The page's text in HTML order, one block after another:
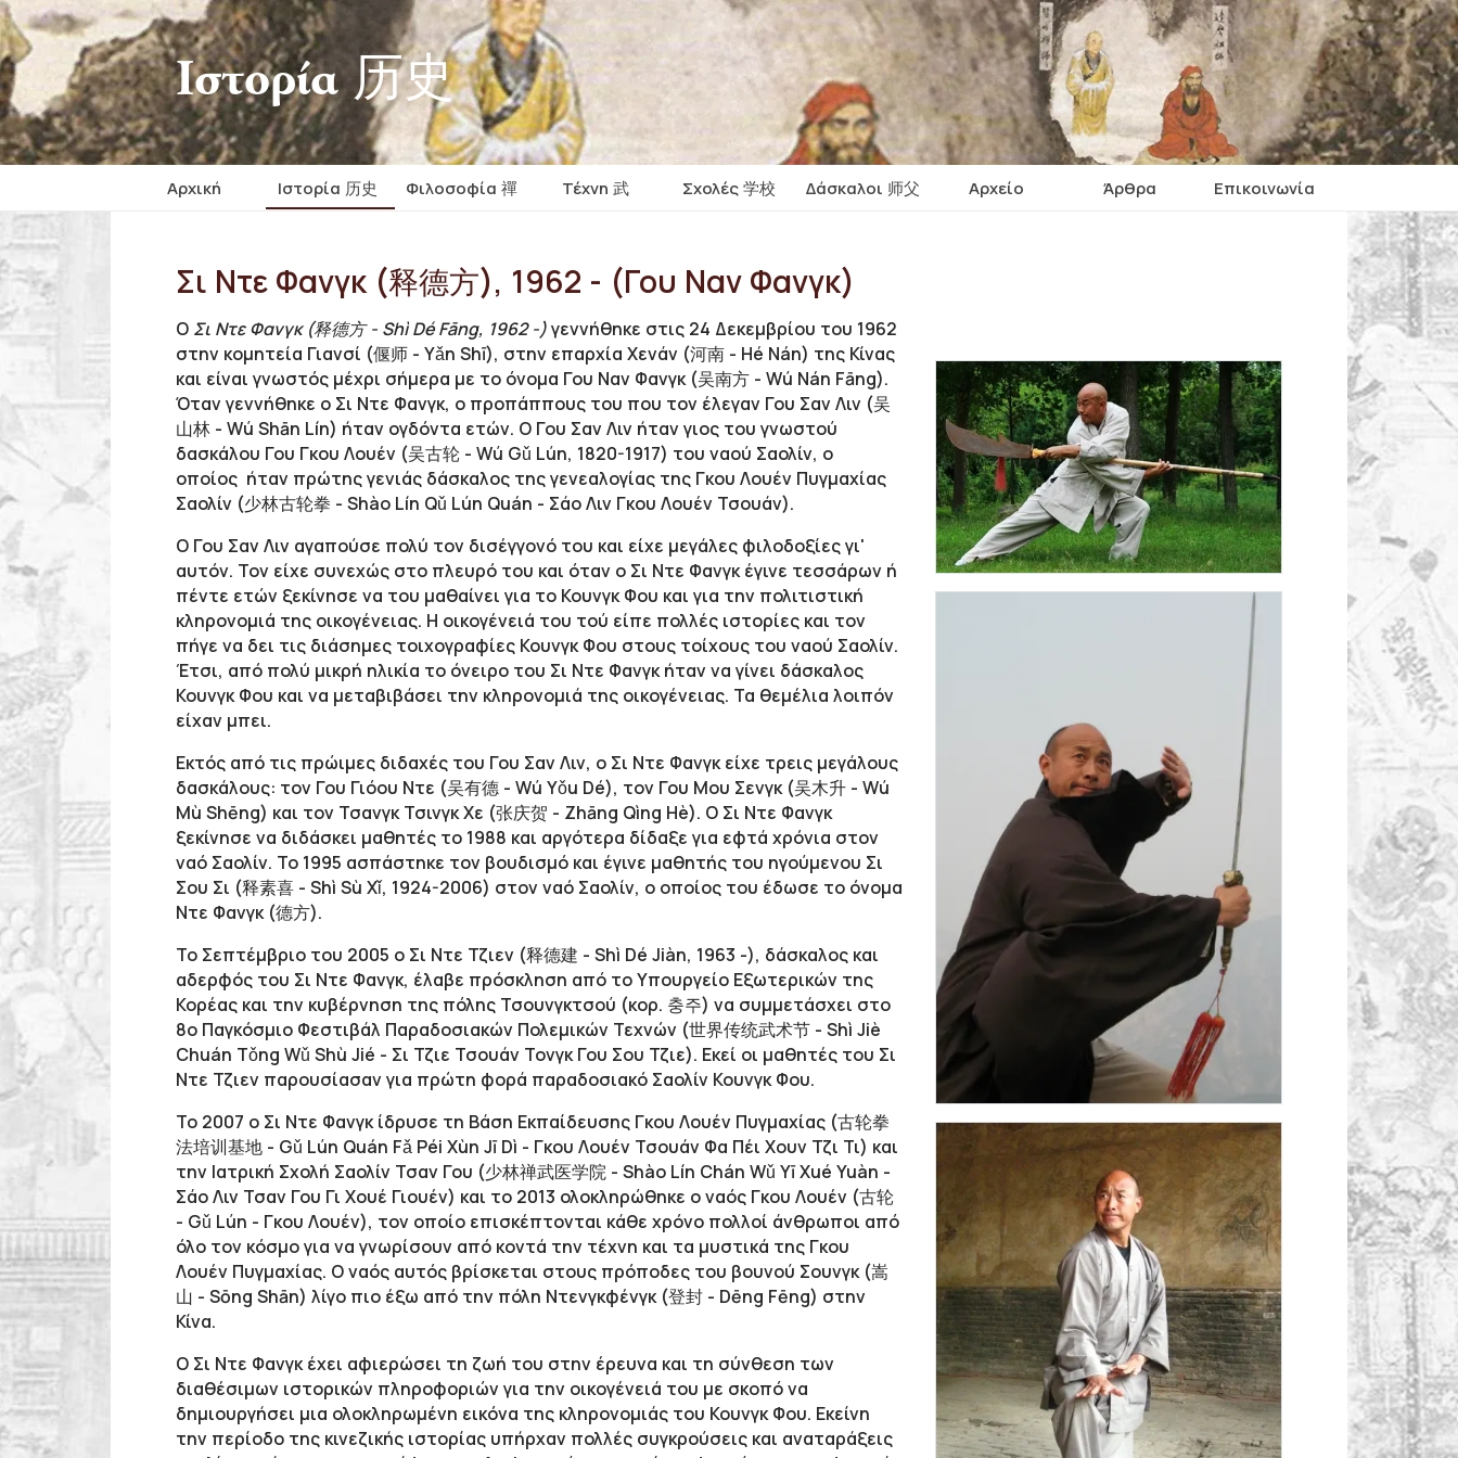
Iστορία 历史
Αρχική Iστορία 历史 Φιλοσοφία 禪 Τέχνη 武 Σχολές 学校 Δάσκαλοι 师父 Αρχείο Άρθρα Επικοινωνία
Σι Ντε Φανγκ (释德方), 1962 - (Γου Ναν Φανγκ)
Ο Σι Ντε Φανγκ (释德方 - Shì Dé Fāng, 1962 -)γεννήθηκε στις 24 Δεκεμβρίου του 1962
στην κομητεία Γιανσί (偃师 - Yǎn Shī), στην επαρχία Χενάν (河南 - Hé Nán) της Κίνας
και είναι γνωστός μέχρι σήμερα με το όνομα Γου Ναν Φανγκ (吴南方 - Wú Nán Fāng).
Όταν γεννήθηκε ο Σι Ντε Φανγκ, ο προπάππους του που τον έλεγαν Γου Σαν Λιν (吴
山林 - Wú Shān Lín) ήταν ογδόντα ετών. Ο Γου Σαν Λιν ήταν γιος του γνωστού
δασκάλου Γου Γκου Λουέν (吴古轮 - Wú Gǔ Lún, 1820-1917) του ναού Σαολίν, ο
οποίος ήταν πρώτης γενιάς δάσκαλος της γενεαλογίας της Γκου Λουέν Πυγμαχίας
Σαολίν (少林古轮拳 - Shào Lín Qǔ Lún Quán - Σάο Λιν Γκου Λουέν Τσουάν).
Ο Γου Σαν Λιν αγαπούσε πολύ τον δισέγγονό του και είχε μεγάλες φιλοδοξίες γι'
αυτόν. Τον είχε συνεχώς στο πλευρό του και όταν ο Σι Ντε Φανγκ έγινε τεσσάρων ή
πέντε ετών ξεκίνησε να του μαθαίνει για το Κουνγκ Φου και για την πολιτιστική
κληρονομιά της οικογένειας. Η οικογένειά του τού είπε πολλές ιστορίες και τον
πήγε να δει τις διάσημες τοιχογραφίες Κουνγκ Φου στους τοίχους του ναού Σαολίν.
Έτσι, από πολύ μικρή ηλικία το όνειρο του Σι Ντε Φανγκ ήταν να γίνει δάσκαλος
Κουνγκ Φου και να μεταβιβάσει την κληρονομιά της οικογένειας. Τα θεμέλια λοιπόν
είχαν μπει.
Εκτός από τις πρώιμες διδαχές του Γου Σαν Λιν, ο Σι Ντε Φανγκ είχε τρεις μεγάλους
δασκάλους: τον Γου Γιόου Ντε (吴有德 - Wú Yǒu Dé), τον Γου Μου Σενγκ (吴木升 - Wú
Mù Shēng) και τον Τσανγκ Τσινγκ Χε (张庆贺 - Zhāng Qìng Hè). Ο Σι Ντε Φανγκ
ξεκίνησε να διδάσκει μαθητές το 1988 και αργότερα δίδαξε για εφτά χρόνια στον
ναό Σαολίν. Το 1995 ασπάστηκε τον βουδισμό και έγινε μαθητής του ηγούμενου Σι
Σου Σι (释素喜 - Shì Sù Xǐ, 1924-2006) στον ναό Σαολίν, ο οποίος του έδωσε το όνομα
Ντε Φανγκ (德方).
Το Σεπτέμβριο του 2005 ο Σι Ντε Τζιεν (释德建 - Shì Dé Jiàn, 1963 -), δάσκαλος και
αδερφός του Σι Ντε Φανγκ, έλαβε πρόσκληση από το Υπουργείο Εξωτερικών της
Κορέας και την κυβέρνηση της πόλης Τσουνγκτσού (κορ. 충주) να συμμετάσχει στο
8ο Παγκόσμιο Φεστιβάλ Παραδοσιακών Πολεμικών Τεχνών (世界传统武术节 - Shì Jiè
Chuán Tǒng Wǔ Shù Jié - Σι Τζιε Τσουάν Τονγκ Γου Σου Τζιε). Εκεί οι μαθητές του Σι
Ντε Τζιεν παρουσίασαν για πρώτη φορά παραδοσιακό Σαολίν Κουνγκ Φου.
Το 2007 ο Σι Ντε Φανγκ ίδρυσε τη Βάση Εκπαίδευσης Γκου Λουέν Πυγμαχίας (古轮拳
法培训基地 - Gǔ Lún Quán Fǎ Péi Xùn Jī Dì - Γκου Λουέν Τσουάν Φα Πέι Χουν Τζι Τι) και
την Ιατρική Σχολή Σαολίν Τσαν Γου (少林禅武医学院 - Shào Lín Chán Wǔ Yī Xué Yuàn -
Σάο Λιν Τσαν Γου Γι Χουέ Γιουέν) και το 2013 ολοκληρώθηκε ο ναός Γκου Λουέν (古轮
- Gǔ Lún - Γκου Λουέν), τον οποίο επισκέπτονται κάθε χρόνο πολλοί άνθρωποι από
όλο τον κόσμο για να γνωρίσουν από κοντά την τέχνη και τα μυστικά της Γκου
Λουέν Πυγμαχίας. Ο ναός αυτός βρίσκεται στους πρόποδες του βουνού Σουνγκ (嵩
山 - Sōng Shān) λίγο πιο έξω από την πόλη Ντενγκφένγκ (登封 - Dēng Fēng) στην
Κίνα.
Ο Σι Ντε Φανγκ έχει αφιερώσει τη ζωή του στην έρευνα και τη σύνθεση των
διαθέσιμων ιστορικών πληροφοριών για την οικογένειά του με σκοπό να
δημιουργήσει μια ολοκληρωμένη εικόνα της κληρονομιάς του Κουνγκ Φου. Εκείνη
την περίοδο της κινεζικής ιστορίας υπήρχαν πολλές συγκρούσεις και αναταράξεις